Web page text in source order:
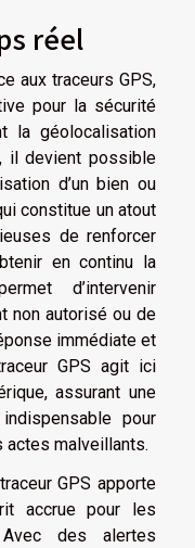
réel
aux traceurs GPS,
pour la sécurité
la géolocalisation
il devient possible
d’un bien ou
constitue un atout
de renforcer
en continu la
d’intervenir
non autorisé ou de
immédiate et
GPS agit ici
assurant une
pour
actes malveillants.
GPS apporte
accrue pour les
des alertes